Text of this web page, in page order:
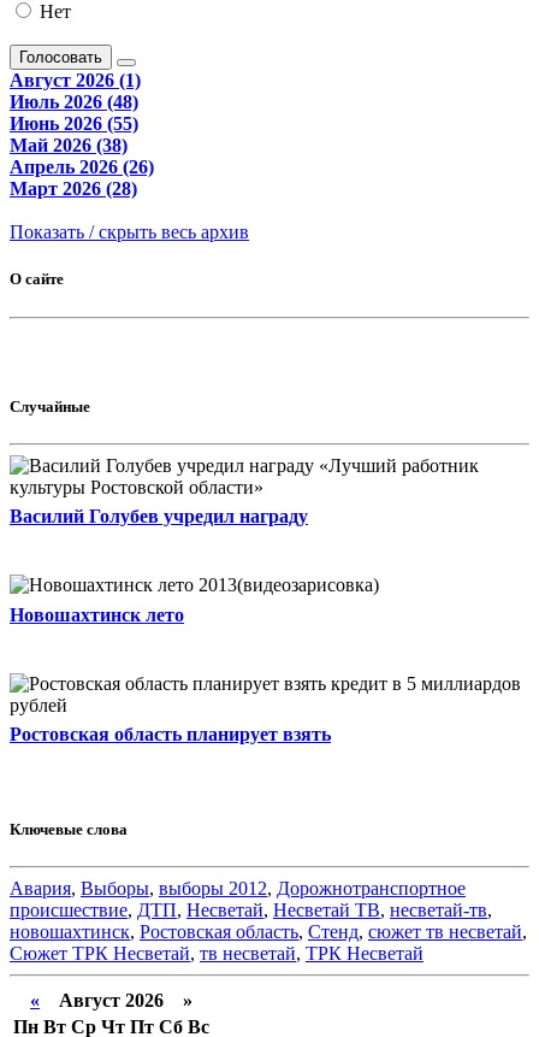
Нет
Голосовать
Август 2026 (1)
Июль 2026 (48)
Июнь 2026 (55)
Май 2026 (38)
Апрель 2026 (26)
Март 2026 (28)
Показать / скрыть весь архив
О сайте
Случайные
Василий Голубев учредил награду
Новошахтинск лето
Ростовская область планирует взять
Ключевые слова
Авария, Выборы, выборы 2012, Дорожнотранспортное
происшествие, ДТП, Несветай, Несветай ТВ, несветай-тв,
новошахтинск, Ростовская область, Стенд, сюжет тв несветай,
Сюжет ТРК Несветай, тв несветай, ТРК Несветай
« Август 2026 »
Пн Вт Ср Чт Пт Сб Вс